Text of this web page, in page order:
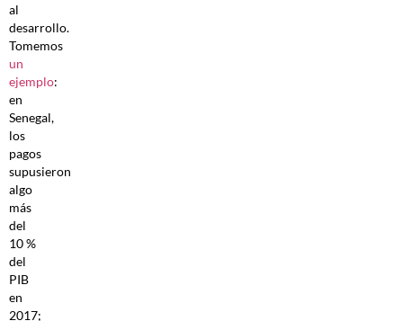
al
desarrollo.
Tomemos
un
ejemplo:
en
Senegal,
los
pagos
supusieron
algo
más
del
10 %
del
PIB
en
2017;